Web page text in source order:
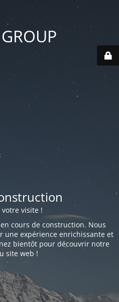
visite !
cours de construction. Nous
expérience enrichissante et
bientôt pour découvrir notre
site web !